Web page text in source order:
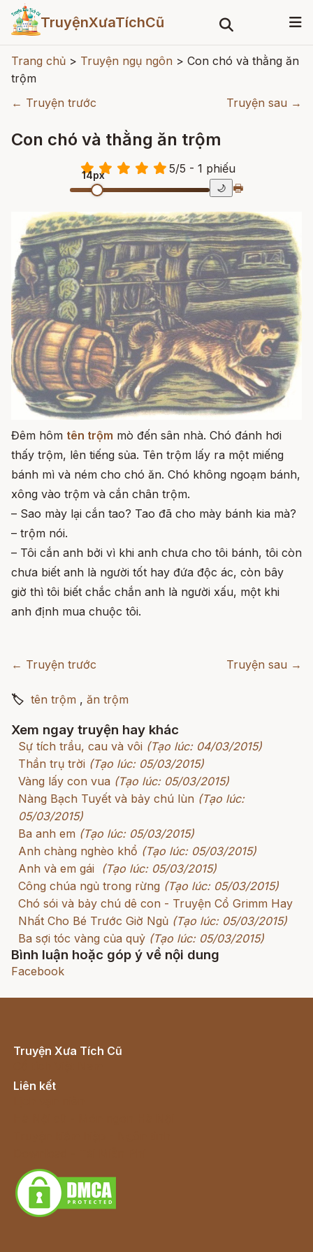
TruyệnXưaTíchCũ
Trang chủ > Truyện ngụ ngôn > Con chó và thằng ăn
trộm
← Truyện trước
Truyện sau →
Con chó và thằng ăn trộm
5/5 - 1 phiếu
14px
🌙 🖶
Đêm hôm tên trộm mò đến sân nhà. Chó đánh hơi
thấy trộm, lên tiếng sủa. Tên trộm lấy ra một miếng
bánh mì và ném cho chó ăn. Chó không ngoạm bánh,
xông vào trộm và cắn chân trộm.
– Sao mày lại cắn tao? Tao đã cho mày bánh kia mà?
– trộm nói.
– Tôi cắn anh bởi vì khi anh chưa cho tôi bánh, tôi còn
chưa biết anh là người tốt hay đứa độc ác, còn bây
giờ thì tôi biết chắc chắn anh là người xấu, một khi
anh định mua chuộc tôi.
← Truyện trước Truyện sau →
🏷 tên trộm , ăn trộm
Xem ngay truyện hay khác
Sự tích trầu, cau và vôi (Tạo lúc: 04/03/2015)
Thần trụ trời (Tạo lúc: 05/03/2015)
Vàng lấy con vua (Tạo lúc: 05/03/2015)
Nàng Bạch Tuyết và bảy chú lùn (Tạo lúc:
05/03/2015)
Ba anh em (Tạo lúc: 05/03/2015)
Anh chàng nghèo khổ (Tạo lúc: 05/03/2015)
Anh và em gái
(Tạo lúc: 05/03/2015)
Công chúa ngủ trong rừng (Tạo lúc: 05/03/2015)
Chó sói và bảy chú dê con - Truyện Cổ Grimm Hay
Nhất Cho Bé Trước Giờ Ngủ (Tạo lúc: 05/03/2015)
Ba sợi tóc vàng của quỷ (Tạo lúc: 05/03/2015)
Bình luận hoặc góp ý về nội dung
Facebook
Truyện Xưa Tích Cũ
Liên kết